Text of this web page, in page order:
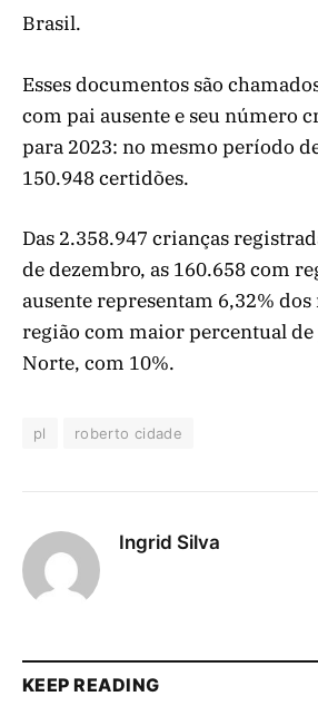
Brasil.
Esses documentos são
com pai ausente e seu número
para 2023: no mesmo período
150.948 certidões.
Das 2.358.947 crianças
de dezembro, as 160.658 com
ausente representam 6,32%
região com maior percentual de
Norte, com 10%.
pl roberto cidade
Ingrid Silva
KEEP READING